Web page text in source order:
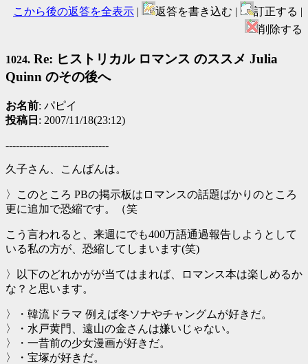
こから後の返答を全表示 | 返答を書き込む |
訂正する |
削除する
1024. Re: ヒストリカル ロマンス のススメ Julia
Quinn のその後へ
お名前: パピイ
投稿日 : 2007/11/18(23:12)
------------------------------
久子さん、こんばんは。
〉このところ PBの掲示板はロマンスの話題ばかりのところ
更に追加で恐縮です。（笑
こう言われると、来週にでも400万語通過報告しようとして
いる私の方が、恐縮してしまいます(笑)
〉以下のどれかがが当てはまれば、ロマンス本は楽しめるか
な？と思います。
〉・韓流ドラマ 例えば冬ソナやチャングムが好きだ。
〉・水戸黄門、遠山の金さんは嫌いじゃない。
〉・一昔前の少女漫画が好きだ。
〉・宝塚が好きだ。